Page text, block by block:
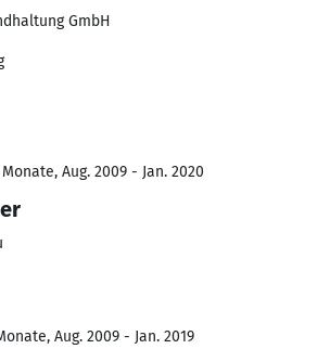
GmbH
Aug. 2009 - Jan. 2020
Aug. 2009 - Jan. 2019